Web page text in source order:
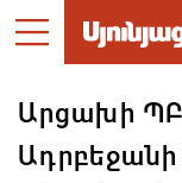
Արցախի